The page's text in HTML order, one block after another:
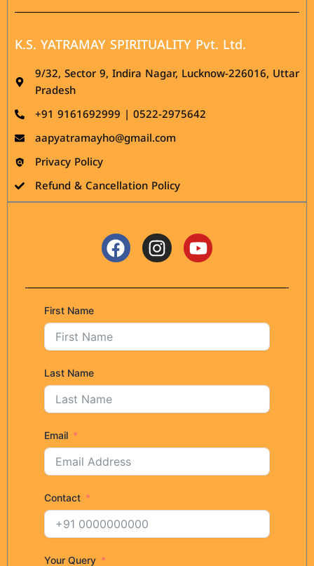
K.S. YATRAMAY SPIRITUALITY Pvt. Ltd.
9/32, Sector 9, Indira Nagar, Lucknow-226016, Uttar
Pradesh
‪+91 9161692999 | 0522-2975642
aapyatramayho@gmail.com
Privacy Policy
Refund & Cancellation Policy
Facebook
Instagram
Youtube
First Name
Last Name
Email
Contact
Your Query